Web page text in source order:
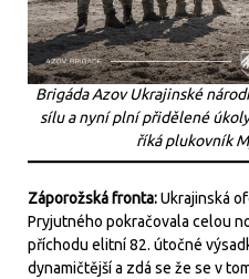
Brigáda Azov Ukrajinské
sílu a nyní plní přidělené
říká plukovník
Záporožská fronta:Ukrajinská
Pryjutného pokračovala celou
příchodu elitní 82. útočné
dynamičtější a zdá se že se v